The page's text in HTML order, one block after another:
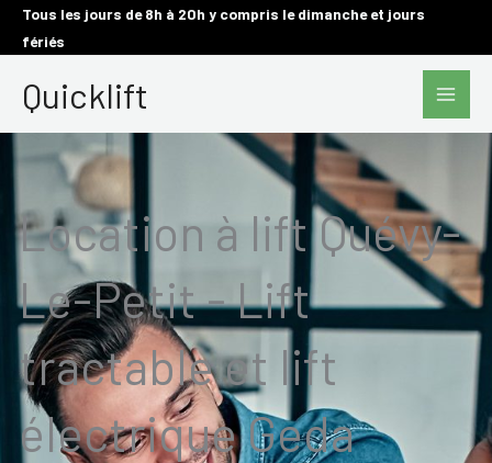
AllerTous les jours de 8h à 20h y compris le dimanche et jours
fériés
Quicklift
Main
Location à lift Quévy-
Le-Petit - Lift
tractable et lift
électrique Geda